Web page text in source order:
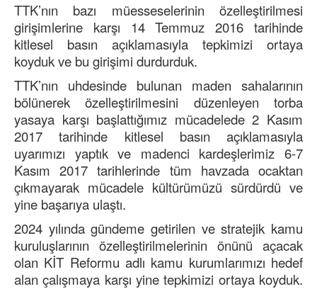
TTK’nın bazı müesseselerinin özelleştirilmesi
girişimlerine karşı 14 Temmuz 2016 tarihinde
kitlesel basın açıklamasıyla tepkimizi ortaya
koyduk ve bu girişimi durdurduk.
TTK’nın uhdesinde bulunan maden sahalarının
bölünerek özelleştirilmesini düzenleyen torba
yasaya karşı başlattığımız mücadelede 2 Kasım
2017 tarihinde kitlesel basın açıklamasıyla
uyarımızı yaptık ve madenci kardeşlerimiz 6-7
Kasım 2017 tarihlerinde tüm havzada ocaktan
çıkmayarak mücadele kültürümüzü sürdürdü ve
yine başarıya ulaştı.
2024 yılında gündeme getirilen ve stratejik kamu
kuruluşlarının özelleştirilmelerinin önünü açacak
olan KİT Reformu adlı kamu kurumlarımızı hedef
alan çalışmaya karşı yine tepkimizi ortaya koyduk.